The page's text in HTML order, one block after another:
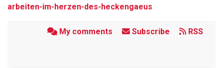
arbeiten-im-herzen-des-heckengaeus
My comments Subscribe RSS